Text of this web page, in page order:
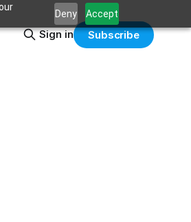
Deny Accept
Sign in Subscribe